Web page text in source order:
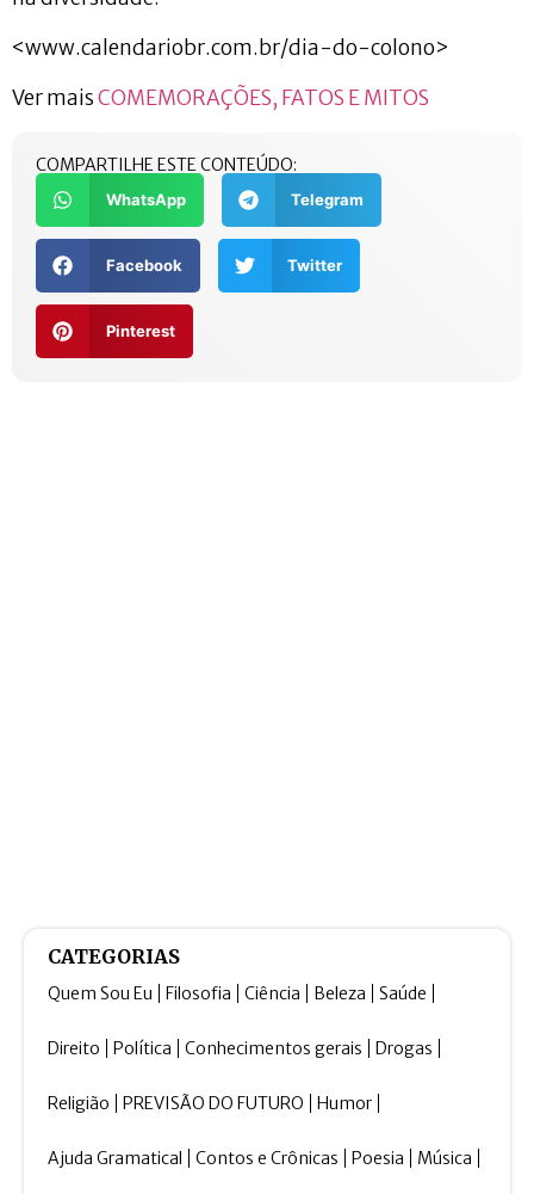
<www.calendariobr.com.br/dia-do-colono>
Ver maisCOMEMORAÇÕES, FATOS E MITOS
COMPARTILHE ESTE CONTEÚDO:
WhatsApp Telegram
Facebook Twitter
Pinterest
CATEGORIAS
Quem Sou Eu Filosofia Ciência Beleza Saúde
Direito Política Conhecimentos gerais Drogas
Religião PREVISÃO DO FUTURO Humor
Ajuda Gramatical Contos e Crônicas Poesia Música